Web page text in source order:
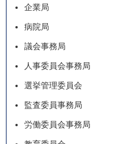
企業局
病院局
議会事務局
人事委員会事務局
選挙管理委員会
監査委員事務局
労働委員会事務局